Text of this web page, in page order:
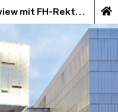
Interview mit FH-Rektor Dominik Engel